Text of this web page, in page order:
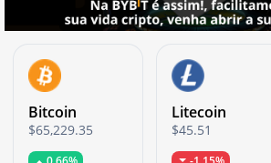
Bitcoin
$65,229.35
Litecoin
$45.51